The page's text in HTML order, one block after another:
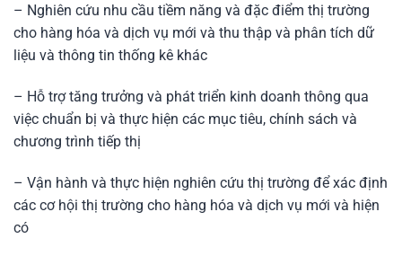
– Nghiên cứu nhu cầu tiềm năng và đặc điểm thị trường
cho hàng hóa và dịch vụ mới và thu thập và phân tích dữ
liệu và thông tin thống kê khác
– Hỗ trợ tăng trưởng và phát triển kinh doanh thông qua
việc chuẩn bị và thực hiện các mục tiêu, chính sách và
chương trình tiếp thị
– Vận hành và thực hiện nghiên cứu thị trường để xác định
các cơ hội thị trường cho hàng hóa và dịch vụ mới và hiện
có